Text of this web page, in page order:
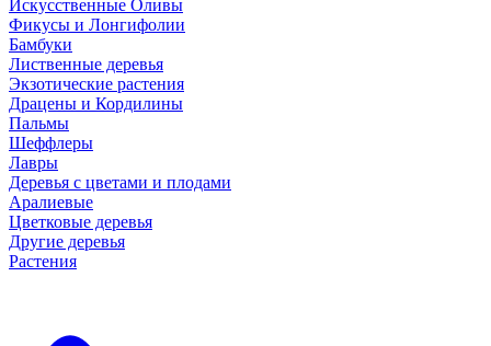
Искусственные Оливы
Фикусы и Лонгифолии
Бамбуки
Лиственные деревья
Экзотические растения
Драцены и Кордилины
Пальмы
Шеффлеры
Лавры
Деревья с цветами и плодами
Аралиевые
Цветковые деревья
Другие деревья
Растения